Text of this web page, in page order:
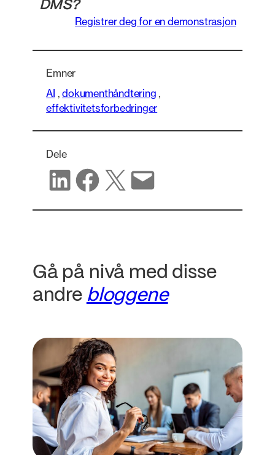
DMS?
Registrer deg for en demonstrasjon
Emner
AI , dokumenthåndtering ,
effektivitetsforbedringer
Dele
Del på LinkedIn
Del på Facebook
Del på X Del via e-post
Gå på nivå med disse
andre bloggene